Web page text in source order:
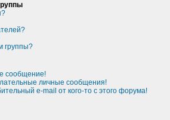
группы?
сообщение!
личные сообщения!
e-mail от кого-то с этого форума!